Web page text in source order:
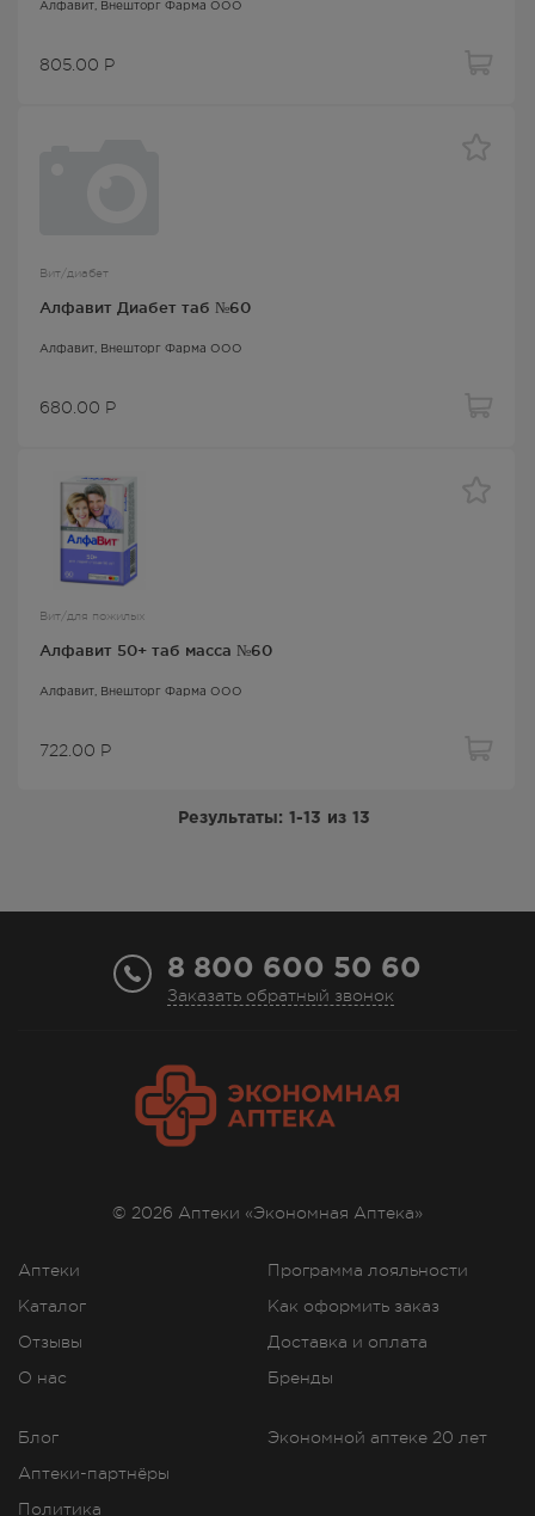
Алфавит, Внешторг Фарма ООО
805.00 Р
Вит/диабет
Алфавит Диабет таб №60
Алфавит, Внешторг Фарма ООО
680.00 Р
Вит/для пожилых
Алфавит 50+ таб масса №60
Алфавит, Внешторг Фарма ООО
722.00 Р
Результаты: 1-13 из 13
8 800 600 50 60
Заказать обратный звонок
Аптеки
Каталог
Отзывы
О нас
Программа лояльности
Как оформить заказ
Доставка и оплата
Бренды
Блог
Аптеки-партнёры
Политика
Экономной аптеке 20 лет
© 2026 Аптеки «Экономная Аптека»